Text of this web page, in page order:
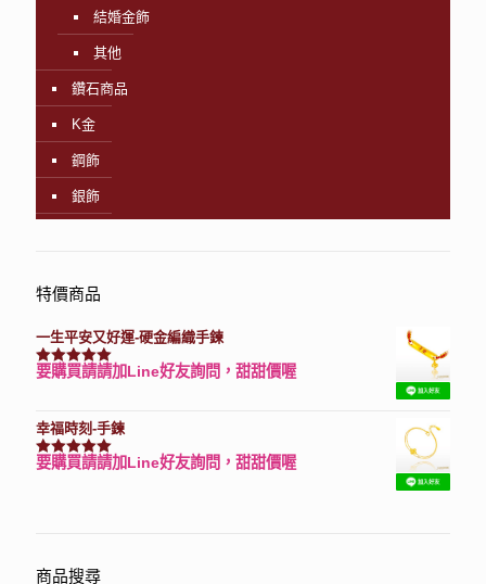
結婚金飾
其他
鑽石商品
K金
鋼飾
銀飾
特價商品
一生平安又好運-硬金編織手鍊
評分7740滿分 5
要購買請請加Line好友詢問，甜甜價喔
幸福時刻-手鍊
評分3150滿分 5
要購買請請加Line好友詢問，甜甜價喔
商品搜尋